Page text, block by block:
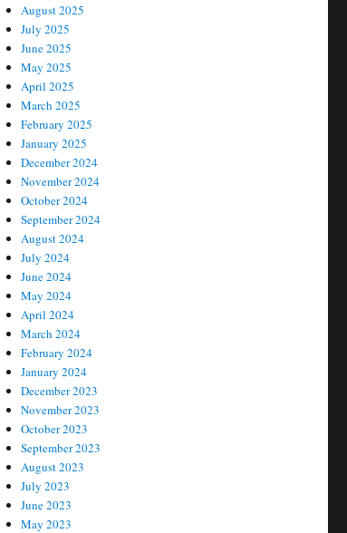
August 2025
July 2025
June 2025
May 2025
April 2025
March 2025
February 2025
January 2025
December 2024
November 2024
October 2024
September 2024
August 2024
July 2024
June 2024
May 2024
April 2024
March 2024
February 2024
January 2024
December 2023
November 2023
October 2023
September 2023
August 2023
July 2023
June 2023
May 2023